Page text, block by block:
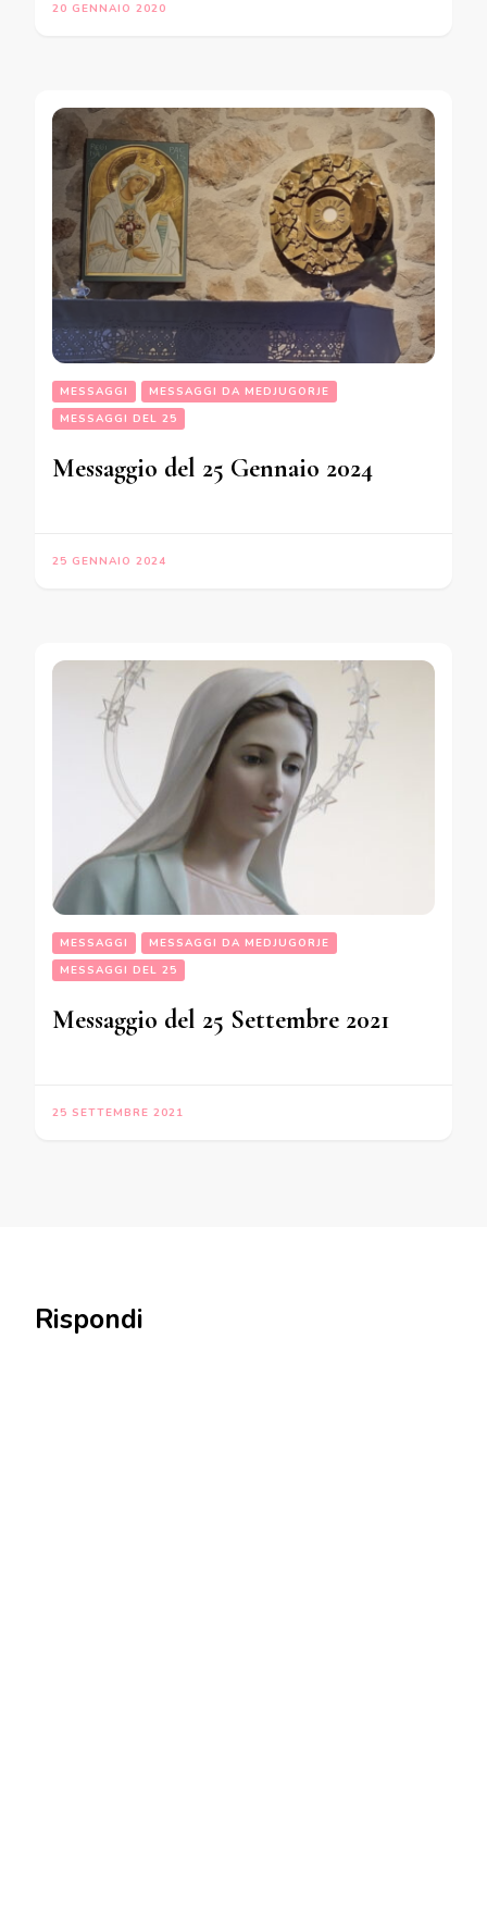
20 GENNAIO 2020
MESSAGGI
MESSAGGI DA MEDJUGORJE
MESSAGGI DEL 25
Messaggio del 25 Gennaio 2024
25 GENNAIO 2024
MESSAGGI
MESSAGGI DA MEDJUGORJE
MESSAGGI DEL 25
Messaggio del 25 Settembre 2021
25 SETTEMBRE 2021
Rispondi